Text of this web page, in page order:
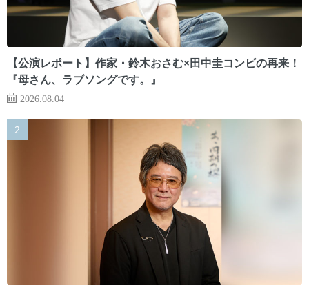
【公演レポート】作家・鈴木おさむ×田中圭コンビの再来！
『母さん、ラブソングです。』
2026.08.04